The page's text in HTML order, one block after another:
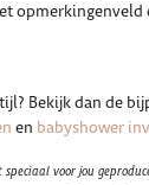
opmerkingenveld
Bekijk dan de
en babyshower
voor jou